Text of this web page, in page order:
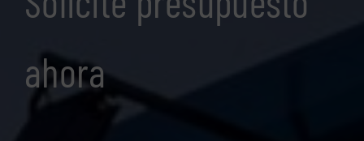
ahora